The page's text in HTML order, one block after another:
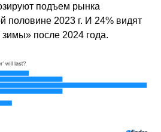
подъем рынка
половине 2023 г. И 24% видят
после 2024 года.